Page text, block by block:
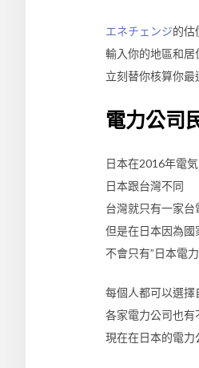
エネチェンジ的估
輸入你的地區和居
立刻替你核算你最
電力公司
日本在2016年電気
日本跟台灣不同
台灣就只有一家台
但是在日本因為
不會只有”日本電
每個人都可以選擇
各家電力公司也
現在在日本的電力